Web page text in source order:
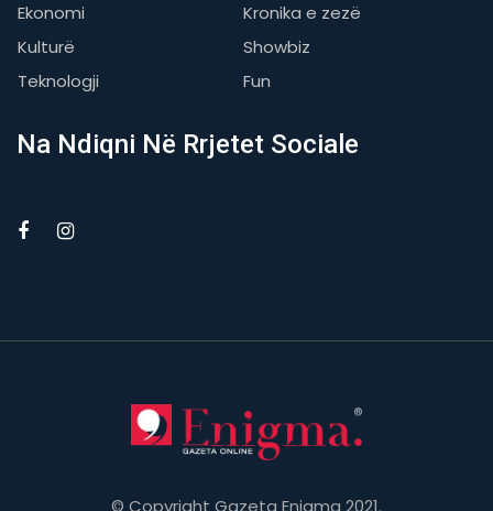
Ekonomi
Kronika e zezë
Kulturë
Showbiz
Teknologji
Fun
Na Ndiqni Në Rrjetet Sociale
© Copyright Gazeta Enigma 2021.